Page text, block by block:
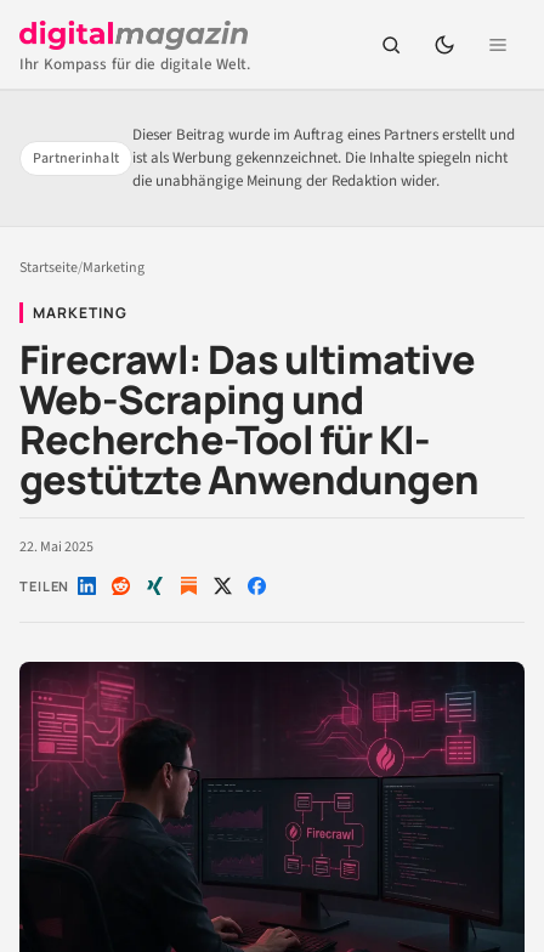
Ihr Kompass für die digitale Welt.
Partnerinhalt
Dieser Beitrag wurde im Auftrag eines Partners erstellt und
ist als Werbung gekennzeichnet. Die Inhalte spiegeln nicht
die unabhängige Meinung der Redaktion wider.
Startseite/Marketing
MARKETING
Firecrawl: Das ultimative
Web-Scraping und
Recherche-Tool für KI-
gestützte Anwendungen
22. Mai 2025
TEILEN Auf Auf Auf Auf Auf